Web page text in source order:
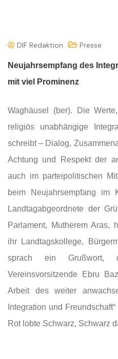
DIF Redaktion Presse
Neujahrsempfang des
mit viel Prominenz
Waghäusel (ber). Die
religiös unabhängige
schreibt – Dialog,
Achtung und Respekt der
auch im parteipolitischen
beim Neujahrsempfang im
Landtagabgeordnete der
Parlament, Mutherem Aras,
ihr Landtagskollege,
sprach ein Grußwort,
Vereinsvorsitzende Ebru
Arbeit des weiter
Integration und
Rot lobte Schwarz, Schwarz